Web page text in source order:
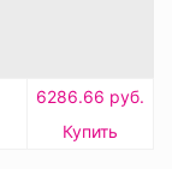
6286.66 руб.
Купить